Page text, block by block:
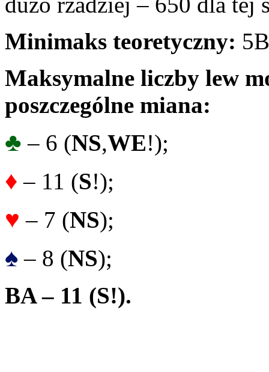
Minimaks teoretyczny:
Maksymalne liczby lew
poszczególne miana:
♣ – 6 (NS,WE!);
♦ – 11 (S!);
♥ – 7 (NS);
♠ – 8 (NS);
BA – 11 (S!).